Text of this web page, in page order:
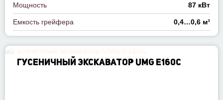
Мощность 87 кВт
Емкость грейфера 0,4…0,6 м³
ГУСЕНИЧНЫЙ ЭКСКАВАТОР UMG E160C